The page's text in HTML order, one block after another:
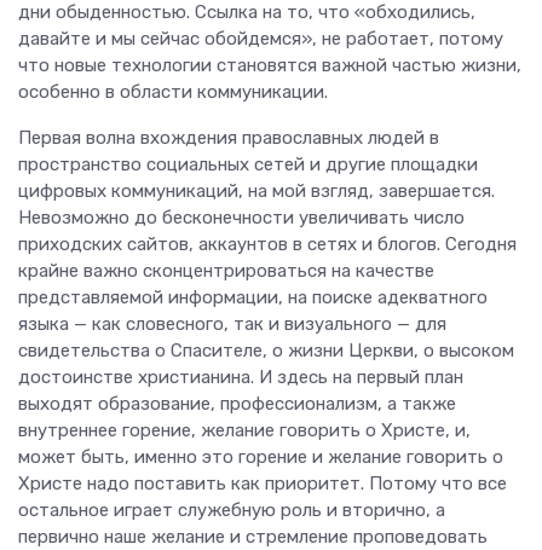
дни обыденностью. Ссылка на то, что «обходились,
давайте и мы сейчас обойдемся», не работает, потому
что новые технологии становятся важной частью жизни,
особенно в области коммуникации.
Первая волна вхождения православных людей в
пространство социальных сетей и другие площадки
цифровых коммуникаций, на мой взгляд, завершается.
Невозможно до бесконечности увеличивать число
приходских сайтов, аккаунтов в сетях и блогов. Сегодня
крайне важно сконцентрироваться на качестве
представляемой информации, на поиске адекватного
языка — как словесного, так и визуального — для
свидетельства о Спасителе, о жизни Церкви, о высоком
достоинстве христианина. И здесь на первый план
выходят образование, профессионализм, а также
внутреннее горение, желание говорить о Христе, и,
может быть, именно это горение и желание говорить о
Христе надо поставить как приоритет. Потому что все
остальное играет служебную роль и вторично, а
первично наше желание и стремление проповедовать